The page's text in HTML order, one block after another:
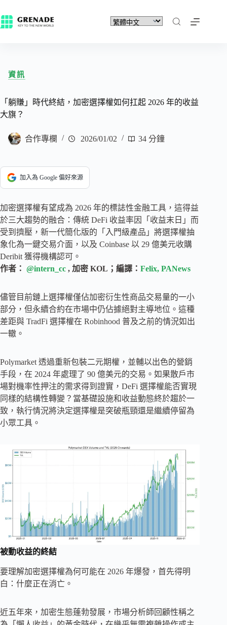
資訊
「躺賺」時代終結，加密選擇權如何扛起 2026 年的收益
大旗？
合作專欄 2026/01/02 34 分鐘
加入為 Google 偏好來源
加密選擇權有望成為 2026 年的標誌性金融工具，這得益
於三大趨勢的融合：傳統 DeFi 收益率因「收益末日」而
受到擠壓，新一代簡化版的「入門級產品」將選擇權抽
象化為一鍵交易介面，以及 Coinbase 以 29 億美元收購
Deribit 獲得機構認可。
作者： @intern_cc , 加密 KOL；編譯： Felix, PANews
儘管目前鏈上選擇權僅佔加密衍生性商品交易量的一小
部分，但永續合約在市場中仍佔據絕對主導地位。這種
差距與 TradFi 選擇權在 Robinhood 普及之前的情況如出
一轍。
Polymarket 透過重新包裝二元期權，並輔以出色的營銷
手段，在 2024 年處理了 90 億美元的交易。如果散戶市
場對機率性押注的需求得到證實，DeFi 選擇權能否實現
同樣的結構性轉變？當基礎設施和收益動態終於趨於一
致，執行情況將決定選擇權是突破瓶頸還是繼續停留為
小眾工具。
被動收益的終結
要理解加密選擇權為何可能在 2026 年爆發，首先得明
白：什麼正在消亡。
近五年來，加密生態蓬勃發展，市場分析師回顧性稱之